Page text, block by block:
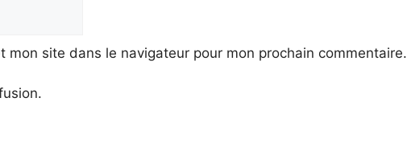
mon site dans le navigateur pour mon prochain commentaire.